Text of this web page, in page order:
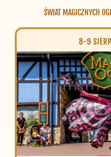
ŚWIAT MAGICZNYCH
8-9